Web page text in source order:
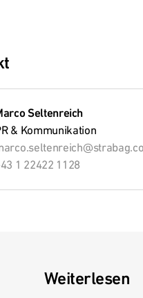
Seltenreich
& Kommunikation
1 22422 1128
Weiterlesen